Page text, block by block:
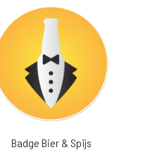
Badge Bier & Spijs